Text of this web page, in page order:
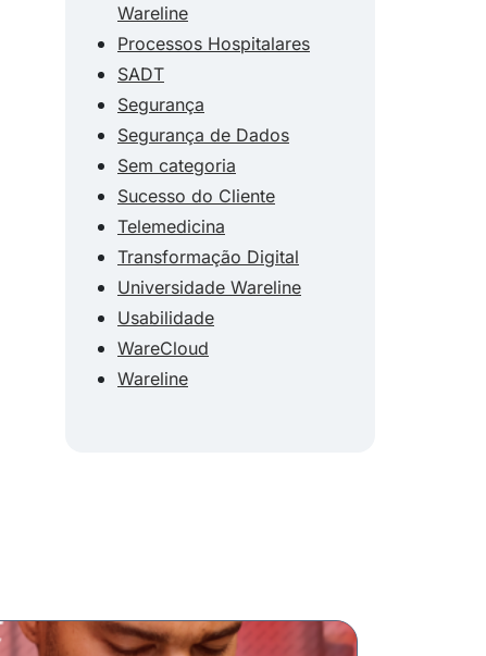
Wareline
Processos Hospitalares
SADT
Segurança
Segurança de Dados
Sem categoria
Sucesso do Cliente
Telemedicina
Transformação Digital
Universidade Wareline
Usabilidade
WareCloud
Wareline